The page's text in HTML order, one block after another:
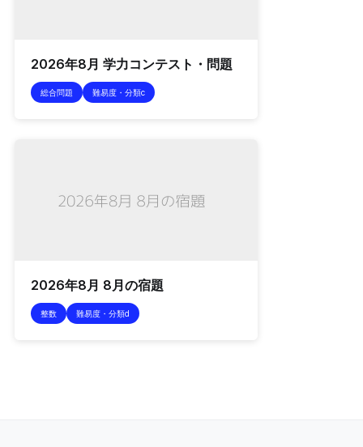
2026年8月 学力コンテスト・問題
総合問題 難易度・分類c
2026年8月 8月の宿題
整数 難易度・分類d